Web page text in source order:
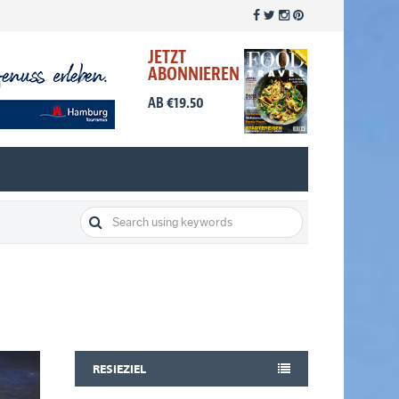
JETZT
ABONNIEREN
AB €19.50
RESIEZIEL